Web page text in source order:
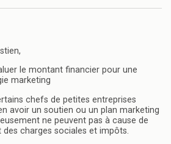
le montant financier pour une
marketing
chefs de petites entreprises
avoir un soutien ou un plan marketing
ne peuvent pas à cause de
des charges sociales et impôts.